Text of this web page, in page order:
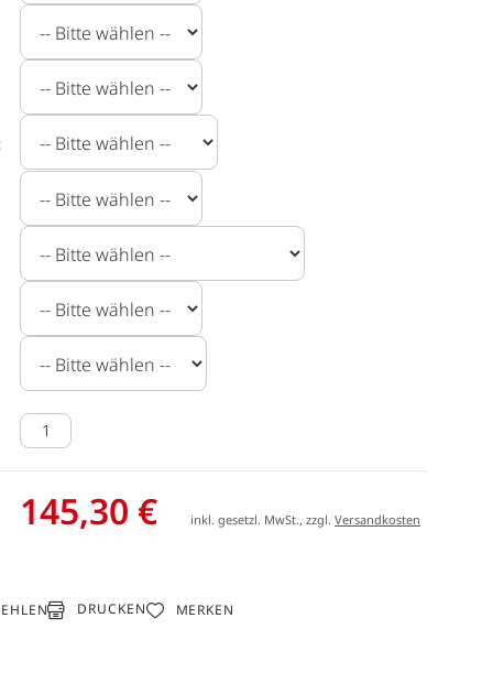
145,30 € inkl. gesetzl. MwSt., zzgl.Versandkosten
DRUCKEN MERKEN